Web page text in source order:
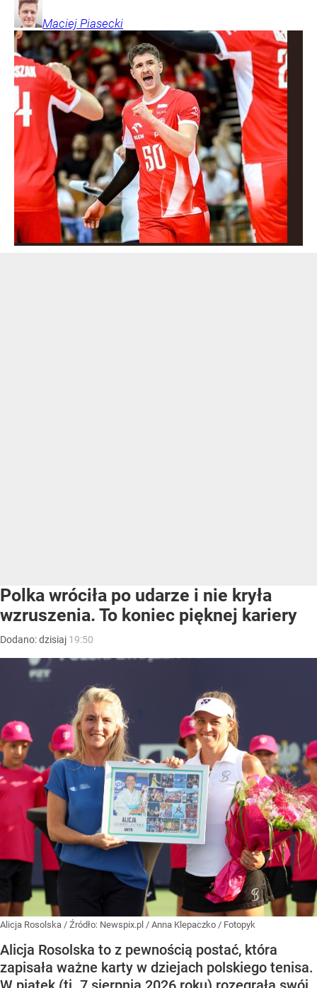
Maciej Piasecki
Polka wróciła po udarze i nie kryła
wzruszenia. To koniec pięknej kariery
Dodano:dzisiaj 19:50
Alicja Rosolska / Źródło: Newspix.pl / Anna Klepaczko / Fotopyk
Alicja Rosolska to z pewnością postać, która
zapisała ważne karty w dziejach polskiego tenisa.